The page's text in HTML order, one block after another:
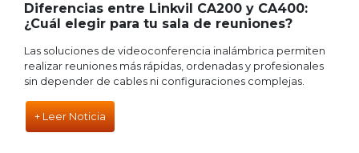
Diferencias entre Linkvil CA200 y CA400:
¿Cuál elegir para tu sala de reuniones?
Las soluciones de videoconferencia inalámbrica permiten
realizar reuniones más rápidas, ordenadas y profesionales
sin depender de cables ni configuraciones complejas.
+ Leer Noticia